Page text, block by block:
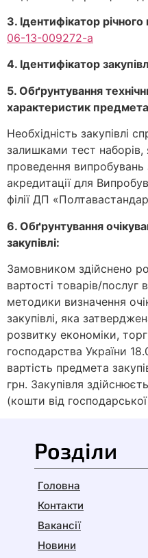
3. Ідентифікатор річного
06-13-009272-a
4. Ідентифікатор
5. Обґрунтування
характеристик предмета
Необхідність закупівлі
залишками тест наборів,
проведення
акредитації для
філії ДП
6. Обґрунтування
закупівлі:
Замовником здійснено
вартості товарів/послуг
методики визначення
закупівлі, яка
розвитку економіки,
господарства України
вартість предмета
грн. Закупівля
(кошти від
Розділи
Головна
Контакти
Вакансії
Новини